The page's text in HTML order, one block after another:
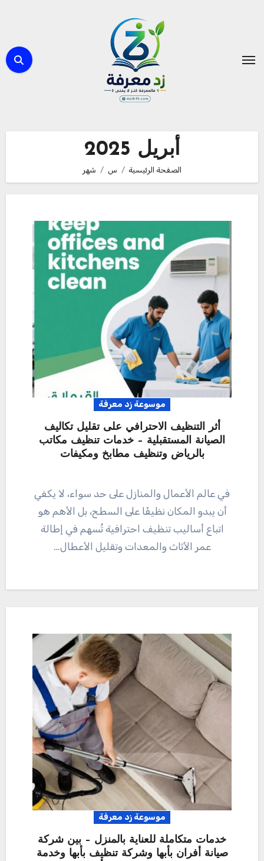
أبريل 2025
الصفحة الرئيسية س شهر
موسوعة زد معرفة
أثر التنظيف الاحترافي على تقليل تكاليف
الصيانة المستقبلية – خدمات تنظيف مكاتب
بالرياض وتنظيف مطابخ ومكيفات
في عالم الأعمال والمنازل على حد سواء، لا يكفي
أن يبدو المكان نظيفًا على السطح، بل الأهم هو
اتباع أساليب تنظيف احترافية تُسهم في إطالة
عمر الأثاث والمعدات وتقليل الأعطال…
موسوعة زد معرفة
خدمات متكاملة للعناية بالمنزل – بين شركة
صيانة أفران بأبها وشركة تنظيف بأبها وخدمة